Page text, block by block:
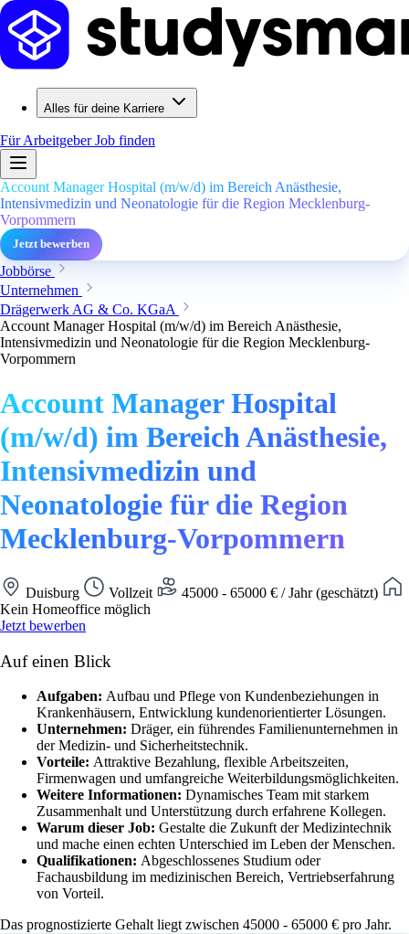
Alles für deine Karriere
Für ArbeitgeberJob finden
Account Manager Hospital (m/w/d) im Bereich Anästhesie,
Intensivmedizin und Neonatologie für die Region Mecklenburg-
Vorpommern
Jetzt bewerben
Jobbörse
Unternehmen
Drägerwerk AG & Co. KGaA
Account Manager Hospital (m/w/d) im Bereich Anästhesie,
Intensivmedizin und Neonatologie für die Region Mecklenburg-
Vorpommern
Account Manager Hospital
(m/w/d) im Bereich Anästhesie,
Intensivmedizin und
Neonatologie für die Region
Mecklenburg-Vorpommern
Duisburg Vollzeit
45000 - 65000 € / Jahr (geschätzt)
Kein Homeoffice möglich
Jetzt bewerben
Auf einen Blick
Aufgaben: Aufbau und Pflege von Kundenbeziehungen in
Krankenhäusern, Entwicklung kundenorientierter Lösungen.
Unternehmen: Dräger, ein führendes Familienunternehmen in
der Medizin- und Sicherheitstechnik.
Vorteile: Attraktive Bezahlung, flexible Arbeitszeiten,
Firmenwagen und umfangreiche Weiterbildungsmöglichkeiten.
Weitere Informationen: Dynamisches Team mit starkem
Zusammenhalt und Unterstützung durch erfahrene Kollegen.
Warum dieser Job: Gestalte die Zukunft der Medizintechnik
und mache einen echten Unterschied im Leben der Menschen.
Qualifikationen: Abgeschlossenes Studium oder
Fachausbildung im medizinischen Bereich, Vertriebserfahrung
von Vorteil.
Das prognostizierte Gehalt liegt zwischen 45000 - 65000 € pro Jahr.